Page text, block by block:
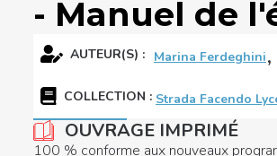
- Manuel de
AUTEUR(S) : Marina Ferdeghini,
COLLECTION : Strada Facendo
OUVRAGE IMPRIMÉ
100 % conforme aux nouveaux